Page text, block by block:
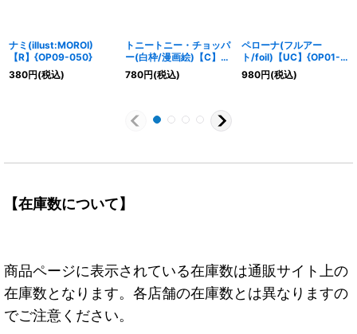
ナミ(illust:MOROI)
【R】{OP09-050}
380円(税込)
トニートニー・チョッパ
ー(白枠/漫画絵)【C】
{ST01-006}
780円(税込)
ペローナ(フルアー
ト/foil)【UC】{OP01-
077}
980円(税込)
【在庫数について】
商品ページに表示されている在庫数は通販サイト上の
在庫数となります。各店舗の在庫数とは異なりますの
でご注意ください。